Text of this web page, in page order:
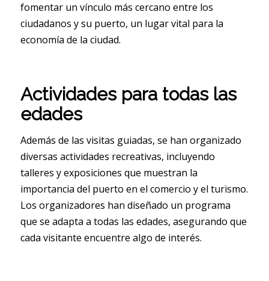
fomentar un vínculo más cercano entre los
ciudadanos y su puerto, un lugar vital para la
economía de la ciudad.
Actividades para todas las
edades
Además de las visitas guiadas, se han organizado
diversas actividades recreativas, incluyendo
talleres y exposiciones que muestran la
importancia del puerto en el comercio y el turismo.
Los organizadores han diseñado un programa
que se adapta a todas las edades, asegurando que
cada visitante encuentre algo de interés.